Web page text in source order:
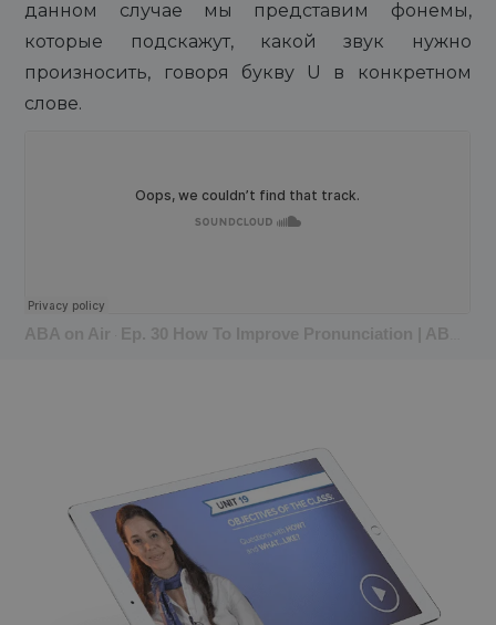
данном случае мы представим фонемы,
которые подскажут, какой звук нужно
произносить, говоря букву U в конкретном
слове.
ABA on Air Ep. 30 How To Improve Pronunciation | ABA on Air